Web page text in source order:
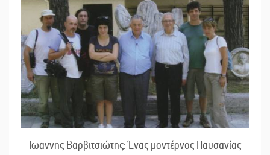
Ιωαννης Βαρβιτσιώτης: Ένας μοντέρνος Παυσανίας